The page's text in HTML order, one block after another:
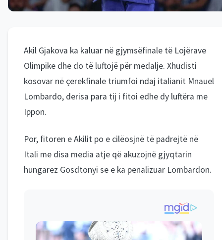
Akil Gjakova ka kaluar në gjymsëfinale të Lojërave
Olimpike dhe do të luftojë për medalje. Xhudisti
kosovar në çerekfinale triumfoi ndaj italianit Mnauel
Lombardo, derisa para tij i fitoi edhe dy luftëra me
Ippon.
Por, fitoren e Akilit po e cilëosjnë të padrejtë në
Itali me disa media atje që akuzojnë gjyqtarin
hungarez Gosdtonyi se e ka penalizuar Lombardon.